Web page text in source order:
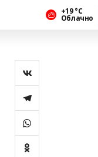
+19 °С
Облачно